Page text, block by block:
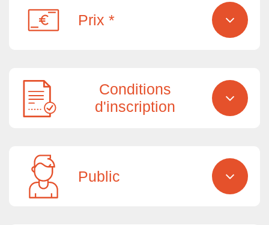
Prix *
Conditions
d'inscription
Public